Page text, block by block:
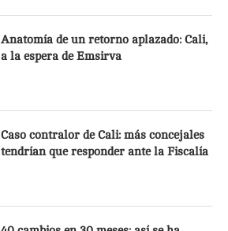
Anatomía de un retorno aplazado: Cali,
a la espera de Emsirva
Caso contralor de Cali: más concejales
tendrían que responder ante la Fiscalía